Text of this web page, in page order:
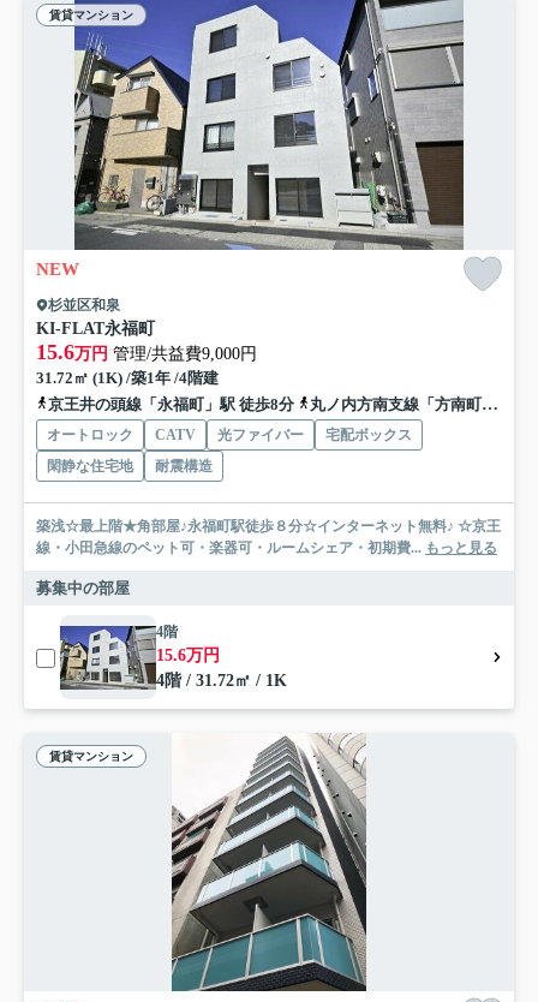
賃貸マンション
NEW
杉並区和泉
KI-FLAT永福町
15.6万円 管理/共益費9,000円
31.72㎡ (1K) /築1年 /4階建
京王井の頭線「永福町」駅 徒歩8分
丸ノ内方南支線「方南町」駅 徒歩14分
オートロック CATV 光ファイバー
宅配ボックス
閑静な住宅地
耐震構造
築浅☆最上階★角部屋♪永福町駅徒歩８分☆インターネット無料♪ ☆京王
線・小田急線のペット可・楽器可・ルームシェア・初期費... もっと見る
募集中の部屋
4階
15.6万円
4階 / 31.72㎡ / 1K
賃貸マンション